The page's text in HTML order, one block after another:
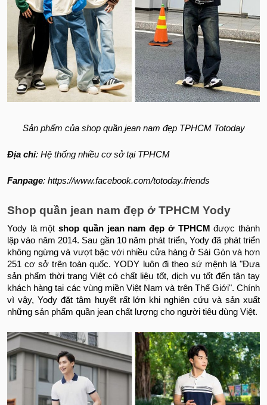
Sản phẩm của shop quần jean nam đẹp TPHCM Totoday
Địa chỉ: Hệ thống nhiều cơ sở tại TPHCM
Fanpage: https://www.facebook.com/totoday.friends
Shop quần jean nam đẹp ở TPHCM Yody
Yody là một shop quần jean nam đẹp ở TPHCM được thành
lập vào năm 2014. Sau gần 10 năm phát triển, Yody đã phát triển
không ngừng và vượt bậc với nhiều cửa hàng ở Sài Gòn và hơn
251 cơ sở trên toàn quốc. YODY luôn đi theo sứ mệnh là "Đưa
sản phẩm thời trang Việt có chất liệu tốt, dịch vụ tốt đến tận tay
khách hàng tại các vùng miền Việt Nam và trên Thế Giới". Chính
vì vậy, Yody đặt tâm huyết rất lớn khi nghiên cứu và sản xuất
những sản phẩm quần jean chất lượng cho người tiêu dùng Việt.